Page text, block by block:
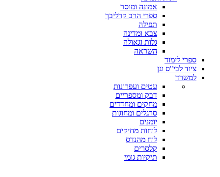
אמונה ומוסר
ספרי הרב קרליבך
תפילה
צבא ומדינה
גלות וגאולה
השראה
ספרי לימוד
ציוד לבי"ס וגן
למשרד
עטים ועפרונות
דבק ומספריים
מחקים ומחדדים
סרגלים ומחוגות
יומנים
לוחות מחיקים
לוח מהנדס
קלסרים
תיקיות גומי